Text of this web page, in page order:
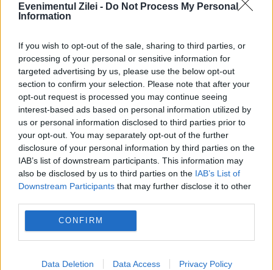
Evenimentul Zilei - Do Not Process My Personal
Information
If you wish to opt-out of the sale, sharing to third parties, or
processing of your personal or sensitive information for
targeted advertising by us, please use the below opt-out
section to confirm your selection. Please note that after your
opt-out request is processed you may continue seeing
interest-based ads based on personal information utilized by
us or personal information disclosed to third parties prior to
your opt-out. You may separately opt-out of the further
disclosure of your personal information by third parties on the
IAB’s list of downstream participants. This information may
also be disclosed by us to third parties on the IAB’s List of
Downstream Participants that may further disclose it to other
CONFIRM
Data Deletion Data Access Privacy Policy
SOCIAL
El Niño poate agrava criza alimentară
mondială. Alte 49 de milioane de persoane
riscă foamete acută